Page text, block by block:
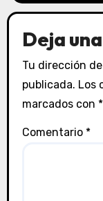
Deja
Tu dirección
publicada. Los
marcados con *
Comentario *